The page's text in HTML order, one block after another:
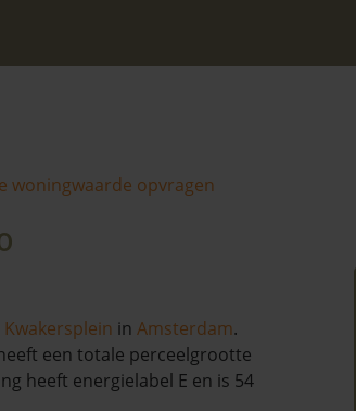
woningwaarde opvragen
Kwakersplein in Amsterdam.
een totale perceelgrootte
heeft energielabel E en is 54